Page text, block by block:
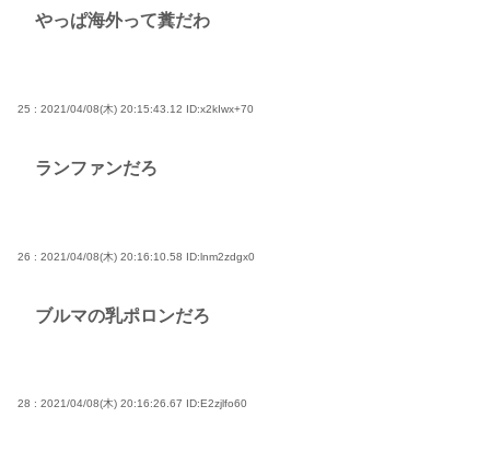
やっぱ海外って糞だわ
25 : 2021/04/08(木) 20:15:43.12 ID:x2kIwx+70
ランファンだろ
26 : 2021/04/08(木) 20:16:10.58 ID:lnm2zdgx0
ブルマの乳ポロンだろ
28 : 2021/04/08(木) 20:16:26.67 ID:E2zjlfo60